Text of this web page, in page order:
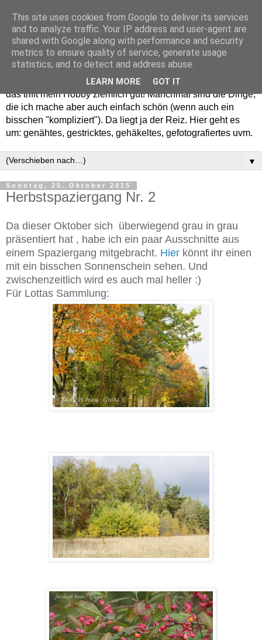
Willkommen in meinem "Wohnzimmer". Einfach und schön -
das trifft mein Hobby ziemlich gut! Manchmal sind die Dinge,
die ich mache aber auch einfach schön (wenn auch ein
bisschen "kompliziert"). Da liegt ja der Reiz. Hier geht es
um: genähtes, gestricktes, gehäkeltes, gefotografiertes uvm.
▼
Sonntag, 25. Oktober 2015
Herbstspaziergang Nr. 2
Da dieser Oktober sich überwiegend grau in grau
präsentiert hat , habe ich ein paar Ausschnitte aus
einem Spaziergang mitgebracht. Hier könnt ihr einen
mit ein bisschen Sonnenschein sehen. Und
zwischenzeitlich wird es auch mal heller :)
Für Lottas Sammlung:
This site uses cookies from Google to deliver its services
and to analyze traffic. Your IP address and user-agent are
shared with Google along with performance and security
metrics to ensure quality of service, generate usage
statistics, and to detect and address abuse.
LEARN MORE GOT IT